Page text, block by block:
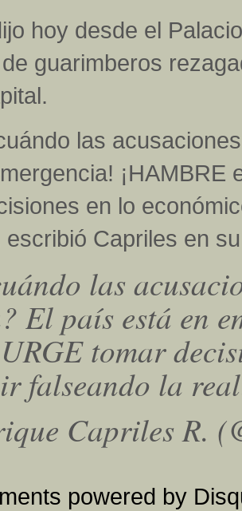
hoy desde el
guarimberos
las
¡HAMBRE
en lo
escribió Capriles en
las
El país está en
tomar
falseando la
Capriles R.
powered by